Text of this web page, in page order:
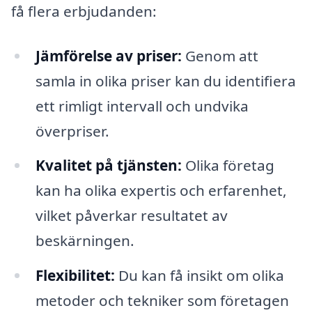
få flera erbjudanden:
Jämförelse av priser: Genom att
samla in olika priser kan du identifiera
ett rimligt intervall och undvika
överpriser.
Kvalitet på tjänsten: Olika företag
kan ha olika expertis och erfarenhet,
vilket påverkar resultatet av
beskärningen.
Flexibilitet: Du kan få insikt om olika
metoder och tekniker som företagen